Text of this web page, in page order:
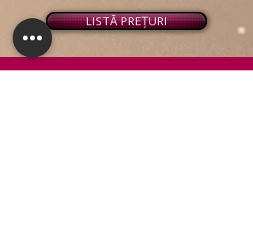
LISTĂ PREȚURI